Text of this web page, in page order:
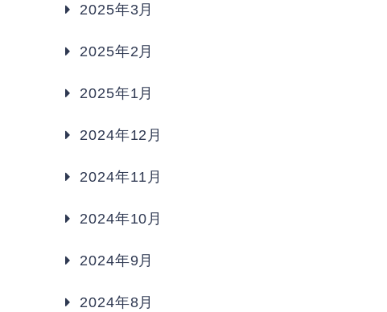
2025年3月
2025年2月
2025年1月
2024年12月
2024年11月
2024年10月
2024年9月
2024年8月